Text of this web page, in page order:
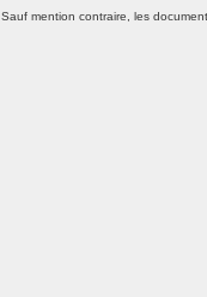
Sauf mention contraire, les